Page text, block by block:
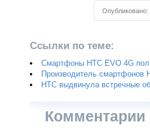
Опубликовано:
Ссылки по теме:
Смартфоны HTC EVO 4G
Производитель смартфонов
HTC выдвинула встречные
Комментарии